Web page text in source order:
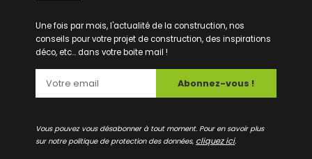
Une fois par mois, l'actualité de la construction, nos
conseils pour votre projet de construction, des inspirations
déco, etc... dans votre boite mail !
Abonnez-vous !
Vous pouvez vous désabonner à tout moment. Pour en savoir plus
sur notre politique de protection des données, cliquez ici.